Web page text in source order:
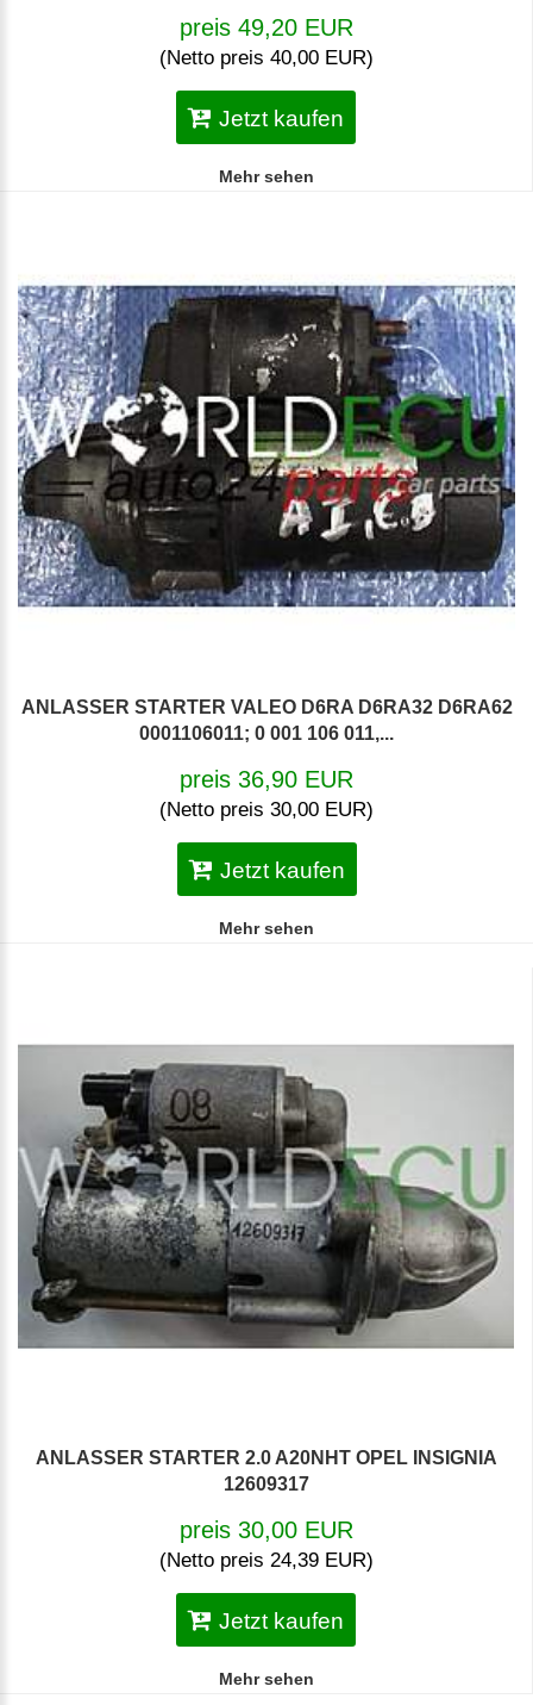
preis 49,20 EUR
(Netto preis 40,00 EUR)
Jetzt kaufen
Mehr sehen
ANLASSER STARTER VALEO D6RA D6RA32 D6RA62
0001106011; 0 001 106 011,...
preis 36,90 EUR
(Netto preis 30,00 EUR)
Jetzt kaufen
Mehr sehen
ANLASSER STARTER 2.0 A20NHT OPEL INSIGNIA
12609317
preis 30,00 EUR
(Netto preis 24,39 EUR)
Jetzt kaufen
Mehr sehen